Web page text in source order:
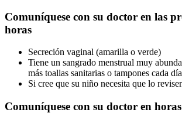
Comuníquese con su doctor en las
horas
Secreción vaginal (amarilla o verde)
Tiene un sangrado menstrual muy
más toallas sanitarias o tampones cada
Si cree que su niño necesita que lo
Comuníquese con su doctor en